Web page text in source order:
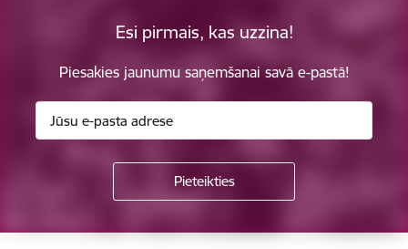
Esi pirmais, kas uzzina!
Piesakies jaunumu saņemšanai savā e-pastā!